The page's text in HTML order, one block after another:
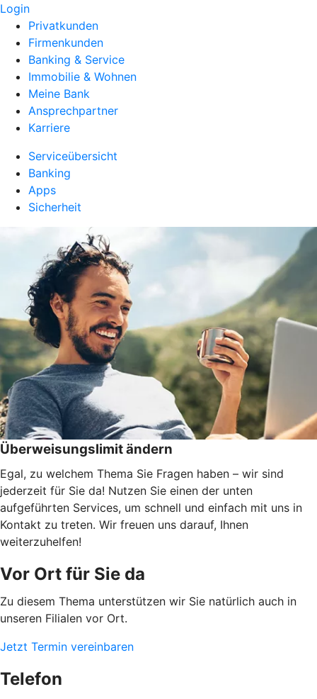
Login
Privatkunden
Firmenkunden
Banking & Service
Immobilie & Wohnen
Meine Bank
Ansprechpartner
Karriere
Serviceübersicht
Banking
Apps
Sicherheit
Überweisungslimit ändern
Egal, zu welchem Thema Sie Fragen haben – wir sind
jederzeit für Sie da! Nutzen Sie einen der unten
aufgeführten Services, um schnell und einfach mit uns in
Kontakt zu treten. Wir freuen uns darauf, Ihnen
weiterzuhelfen!
Vor Ort für Sie da
Zu diesem Thema unterstützen wir Sie natürlich auch in
unseren Filialen vor Ort.
Jetzt Termin vereinbaren
Telefon